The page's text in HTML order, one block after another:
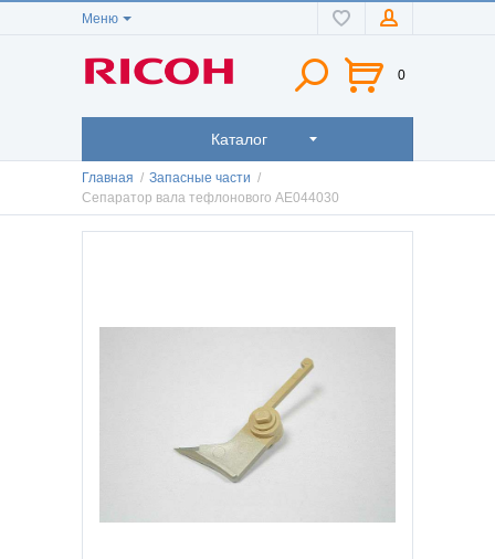
Меню
0
Каталог
Главная / Запасные части /
Сепаратор вала тефлонового AE044030